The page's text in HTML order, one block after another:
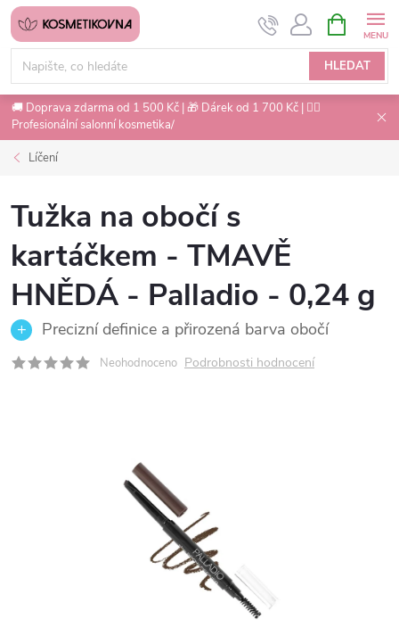
Přejít
obsah
HLEDAT
NÁKUPNÍ
KOŠÍK
🚚 Doprava zdarma od 1 500 Kč | 🎁 Dárek od 1 700 Kč | 💇‍♀️
Profesionální salonní kosmetika/
Líčení
Tužka na obočí s
kartáčkem - TMAVĚ
HNĚDÁ - Palladio - 0,24 g
Precizní definice a přirozená barva obočí
Neohodnoceno Podrobnosti hodnocení